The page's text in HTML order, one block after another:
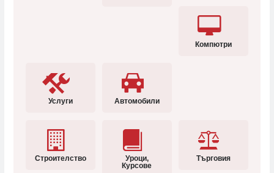
Компютри
Услуги Автомобили
Строителство
Уроци,
Курсове
Търговия